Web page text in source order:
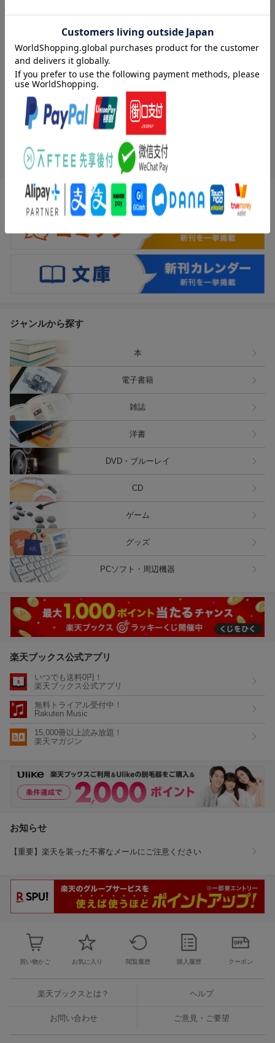
発売日から探す
ジャンルから探す
本
電子書籍
雑誌
洋書
DVD・ブルーレイ
CD
ゲーム
グッズ
PCソフト・周辺機器
楽天ブックス公式アプリ
いつでも送料0円！
楽天ブックス公式アプリ
無料トライアル受付中！
Rakuten Music
15,000冊以上読み放題！
楽天マガジン
お知らせ
【重要】楽天を装った不審なメールにご注意ください
買い物かご お気に入り 閲覧履歴 購入履歴 クーポン
楽天ブックスとは？ ヘルプ
お問い合わせ ご意見・ご要望